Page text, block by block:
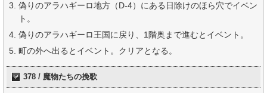
偽りのアラハギーロ地方（D-4）にある日除けのほら穴でイベン
ト。
偽りのアラハギーロ王国に戻り、1階奥まで進むとイベント。
町の外へ出るとイベント。クリアとなる。
378 / 魔物たちの挽歌